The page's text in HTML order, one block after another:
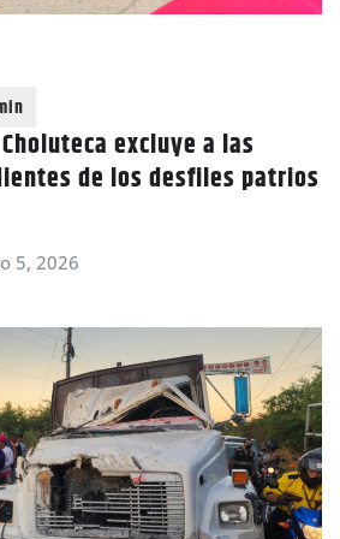
excluye a las
de los desfiles patrios
5, 2026